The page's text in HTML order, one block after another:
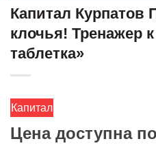
Капитал Курпатов
клочья! Тренажер
таблетка»
Капитал
Цена доступна